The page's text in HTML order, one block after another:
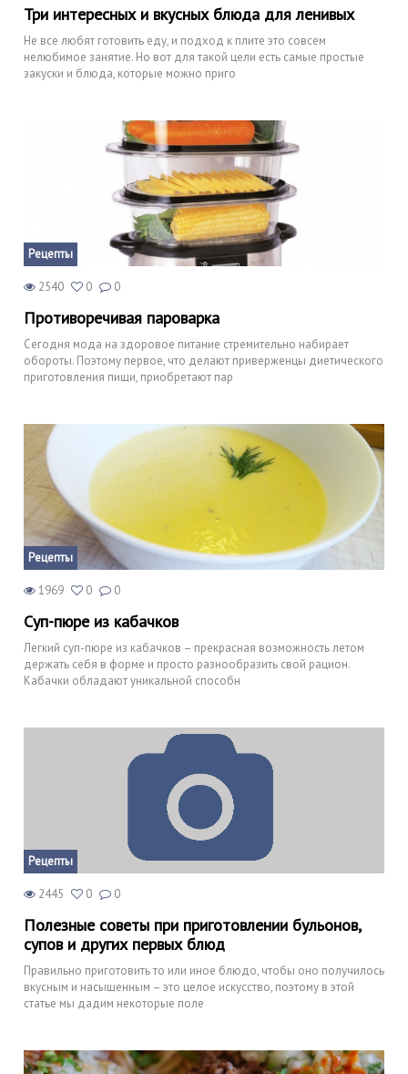
Три интересных и вкусных блюда для ленивых
Не все любят готовить еду, и подход к плите это совсем
нелюбимое занятие. Но вот для такой цели есть самые простые
закуски и блюда, которые можно приго
Рецепты
2540 0 0
Противоречивая пароварка
Сегодня мода на здоровое питание стремительно набирает
обороты. Поэтому первое, что делают приверженцы диетического
приготовления пищи, приобретают пар
Рецепты
1969 0 0
Суп-пюре из кабачков
Легкий суп-пюре из кабачков – прекрасная возможность летом
держать себя в форме и просто разнообразить свой рацион.
Кабачки обладают уникальной способн
Рецепты
2445 0 0
Полезные советы при приготовлении бульонов,
супов и других первых блюд
Правильно приготовить то или иное блюдо, чтобы оно получилось
вкусным и насыщенным – это целое искусство, поэтому в этой
статье мы дадим некоторые поле